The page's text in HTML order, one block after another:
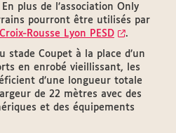
plus de l’association Only
pourront être utilisés par
Croix-Rousse Lyon PESD .
stade Coupet à la place d’un
en enrobé vieillissant, les
d’une longueur totale
de 22 mètres avec des
et des équipements